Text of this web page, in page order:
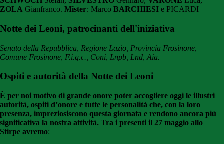
ZOLA Gianfranco. Mister: Marco BARCHIESI e PICARDI
Notte dei Leoni, patrocinanti dell'iniziativa
Senato della Repubblica, Regione Lazio, Provincia Frosinone,
Comune Frosinone, F.i.g.c., Coni, Lnpb, Lnd, Aia.
Ospiti e autorità della Notte dei Leoni
È per noi motivo di grande onore poter accogliere oggi le illustri
autorità, ospiti d’onore e tutte le personalità che, con la loro
presenza, impreziosiscono questa giornata e rendono ancora più
significativa la nostra attività. Tra i presenti il 27 maggio allo
Stirpe avremo: